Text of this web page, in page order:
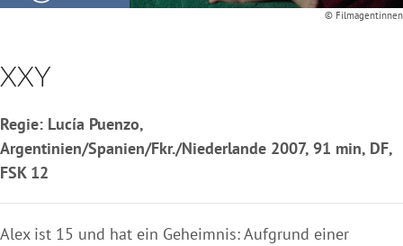
© Filmagentinnen
XXY
Regie: Lucía Puenzo,
Argentinien/Spanien/Fkr./Niederlande 2007, 91 min, DF,
FSK 12
Alex ist 15 und hat ein Geheimnis: Aufgrund einer